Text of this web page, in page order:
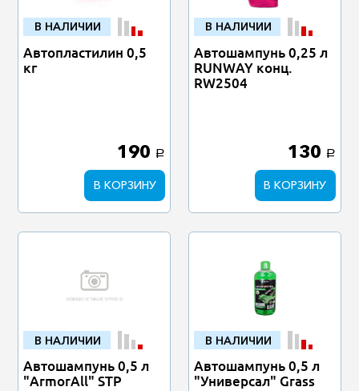
В НАЛИЧИИ
Автопластилин 0,5
кг
190 a
В КОРЗИНУ
В НАЛИЧИИ
Автошампунь 0,25 л
RUNWAY конц.
RW2504
130 a
В КОРЗИНУ
В НАЛИЧИИ
Автошампунь 0,5 л
"ArmorAll" STP
В НАЛИЧИИ
Автошампунь 0,5 л
"Универсал" Grass